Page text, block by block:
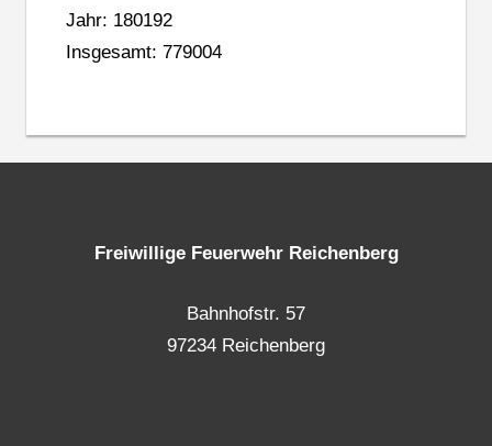
Jahr: 180192
Insgesamt: 779004
Freiwillige Feuerwehr Reichenberg
Bahnhofstr. 57
97234 Reichenberg